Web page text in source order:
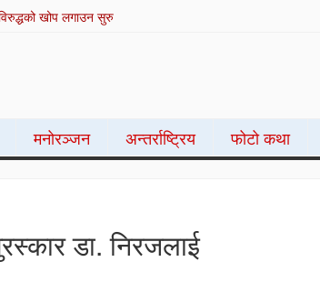
मनोरञ्जन अन्तर्राष्ट्रिय फोटो कथा
डा. निरजलाई